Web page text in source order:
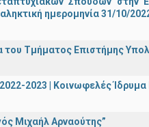
ημερομηνία 31/10/
Τμήματος Επιστήμης
2023 | Κοινωφελές Ίδρυμα
Μιχαήλ Αρναούτης”